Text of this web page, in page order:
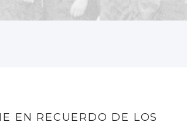
EN RECUERDO DE LOS